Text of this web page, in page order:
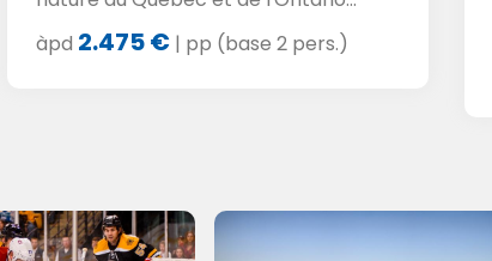
àpd 2.475 €| pp (base 2 pers.)